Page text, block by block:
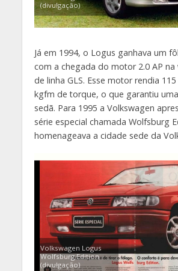
(divulgação)
Já em 1994, o Logus ganhava um
com a chegada do motor 2.0 AP
de linha GLS. Esse motor rendia
kgfm de torque, o que garantiu
sedã. Para 1995 a Volkswagen
série especial chamada Wolfsburg
homenageava a cidade sede da
Volkswagen Logus
Wolfsburg Edition
(divulgação)